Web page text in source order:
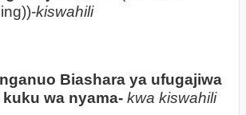
kiswahili
Biashara ya ufugajiwa
kuku wa nyama- kwa kiswahili